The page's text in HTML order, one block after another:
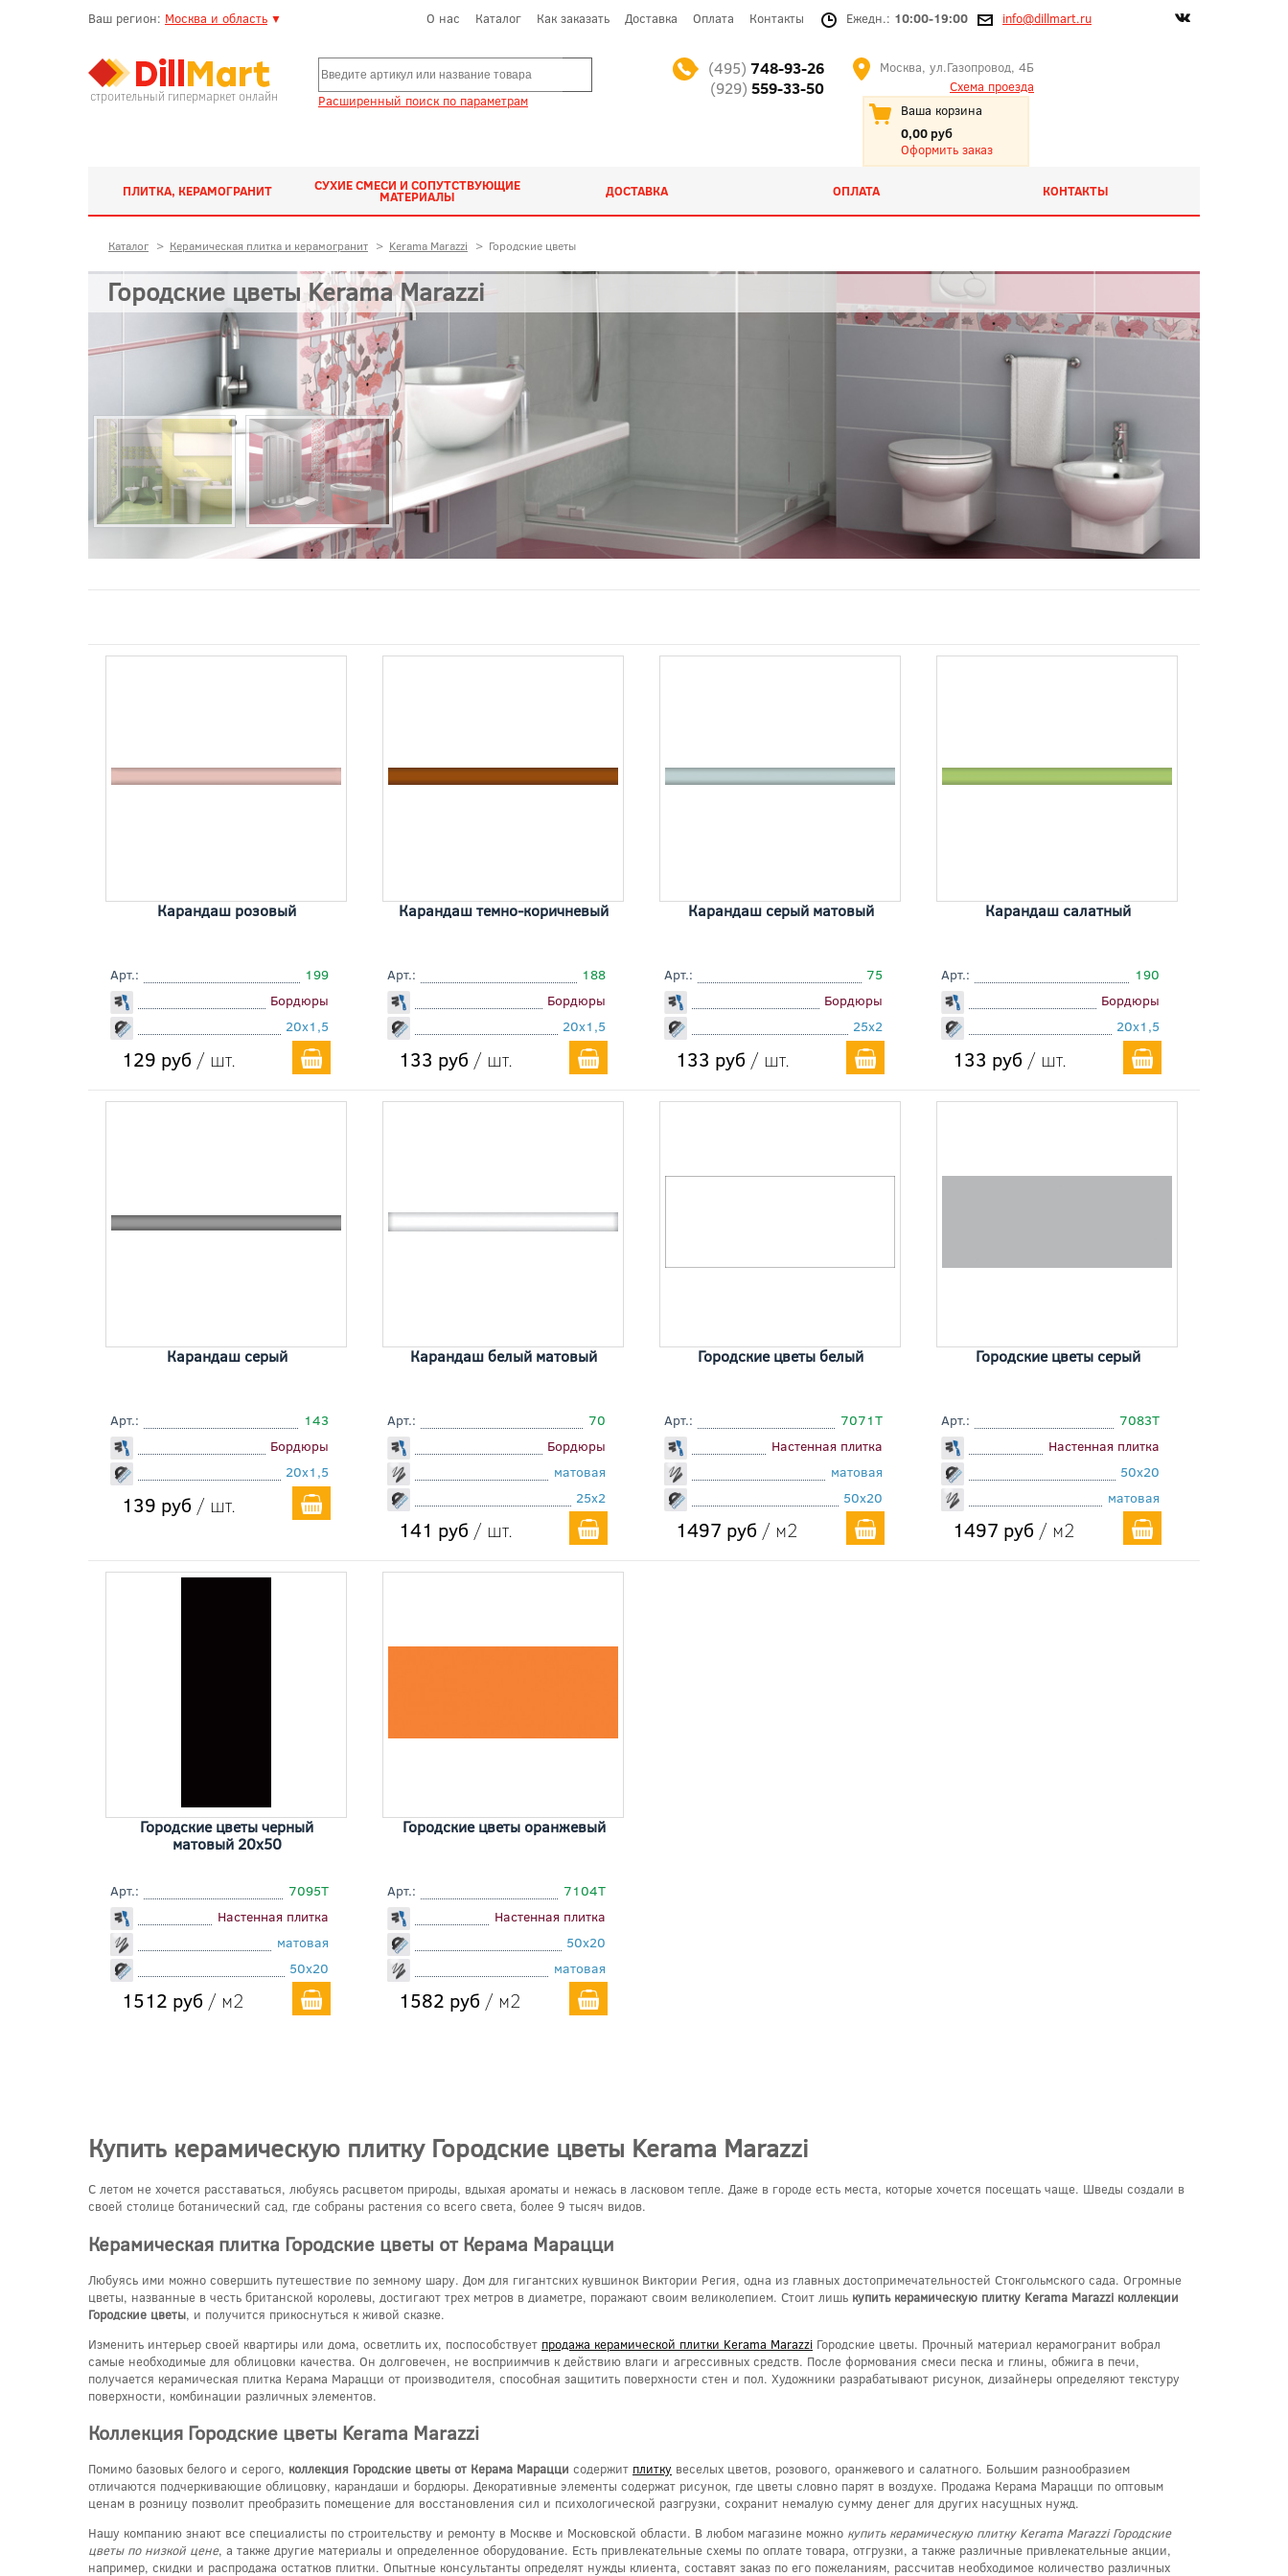
Ваш регион: Москва и область ▼ О нас Каталог Как заказать Доставка Оплата Контакты Ежедн.: 10:00-19:00 info@dillmart.ru
строительный гипермаркет онлайн Расширенный поиск по параметрам
(495) 748-93-26
(929) 559-33-50
Москва, ул.Газопровод, 4Б
Схема проезда
Ваша корзина
0,00 руб
Оформить заказ
ПЛИТКА, КЕРАМОГРАНИТ СУХИЕ СМЕСИ И СОПУТСТВУЮЩИЕ
МАТЕРИАЛЫ ДОСТАВКА ОПЛАТА КОНТАКТЫ
Каталог > Керамическая плитка и керамогранит > Kerama Marazzi > Городские цветы
Городские цветы Kerama Marazzi
Карандаш розовый
Арт.:
199
Бордюры
20x1,5
129 руб / шт.
Карандаш темно-коричневый
Арт.:
188
Бордюры
20x1,5
133 руб / шт.
Карандаш серый матовый
Арт.:
75
Бордюры
25x2
133 руб / шт.
Карандаш салатный
Арт.:
190
Бордюры
20x1,5
133 руб / шт.
Карандаш серый
Арт.:
143
Бордюры
20x1,5
139 руб / шт.
Карандаш белый матовый
Арт.:
70
Бордюры
матовая
25x2
141 руб / шт.
Городские цветы белый
Арт.:
7071T
Настенная плитка
матовая
50x20
1497 руб / м2
Городские цветы серый
Арт.:
7083T
Настенная плитка
50x20
матовая
1497 руб / м2
Городские цветы черный
матовый 20x50
Арт.:
7095T
Настенная плитка
матовая
50x20
1512 руб / м2
Городские цветы оранжевый
Арт.:
7104T
Настенная плитка
50x20
матовая
1582 руб / м2
Купить керамическую плитку Городские цветы Kerama Marazzi
С летом не хочется расставаться, любуясь расцветом природы, вдыхая ароматы и нежась в ласковом тепле. Даже в городе есть места, которые хочется посещать чаще. Шведы создали в
своей столице ботанический сад, где собраны растения со всего света, более 9 тысяч видов.
Керамическая плитка Городские цветы от Керама Марацци
Любуясь ими можно совершить путешествие по земному шару. Дом для гигантских кувшинок Виктории Регия, одна из главных достопримечательностей Стокгольмского сада. Огромные
цветы, названные в честь британской королевы, достигают трех метров в диаметре, поражают своим великолепием. Стоит лишь купить керамическую плитку Kerama Marazzi коллекции
Городские цветы, и получится прикоснуться к живой сказке.
Изменить интерьер своей квартиры или дома, осветлить их, поспособствует продажа керамической плитки Kerama Marazzi Городские цветы. Прочный материал керамогранит вобрал
самые необходимые для облицовки качества. Он долговечен, не восприимчив к действию влаги и агрессивных средств. После формования смеси песка и глины, обжига в печи,
получается керамическая плитка Керама Марацци от производителя, способная защитить поверхности стен и пол. Художники разрабатывают рисунок, дизайнеры определяют текстуру
поверхности, комбинации различных элементов.
Коллекция Городские цветы Kerama Marazzi
Помимо базовых белого и серого, коллекция Городские цветы от Керама Марацци содержит плитку веселых цветов, розового, оранжевого и салатного. Большим разнообразием
отличаются подчеркивающие облицовку, карандаши и бордюры. Декоративные элементы содержат рисунок, где цветы словно парят в воздухе. Продажа Керама Марацци по оптовым
ценам в розницу позволит преобразить помещение для восстановления сил и психологической разгрузки, сохранит немалую сумму денег для других насущных нужд.
Нашу компанию знают все специалисты по строительству и ремонту в Москве и Московской области. В любом магазине можно купить керамическую плитку Kerama Marazzi Городские
цветы по низкой цене, а также другие материалы и определенное оборудование. Есть привлекательные схемы по оплате товара, отгрузки, а также различные привлекательные акции,
например, скидки и распродажа остатков плитки. Опытные консультанты определят нужды клиента, составят заказ по его пожеланиям, рассчитав необходимое количество различных